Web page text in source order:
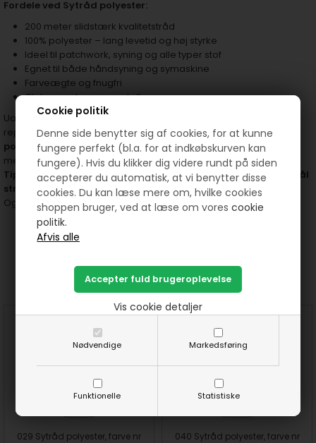
Cookie politik
Denne side benytter sig af cookies, for at kunne
fungere perfekt (bl.a. for at indkøbskurven kan
fungere). Hvis du klikker dig videre rundt på siden
accepterer du automatisk, at vi benytter disse
cookies. Du kan læse mere om, hvilke cookies
shoppen bruger, ved at læse om vorescookie
politik.
Nødvendige Markedsføring
Funktionelle Statistiske
Vis cookie detaljer
Fordele ved Sytråd polyester:
200 meter slidstærk kvalitetstråd
100% polyester – lang levetid og høj styrke
Ideel til patchwork, syning og alle typer stof
Egnet til både håndsyning og symaskine
Farveægte og fnugfri
Glider nemt gennem stoflag
Uanset om du er i gang med at sy et smukt patchworktæppe,
reparere yndlingstøjet eller kreere noget helt nyt, er Sytråd
polyesterdet sikre valg. Giv dine projekter et professionelt finish
med en tråd, du kan stole på.
Tip:
For bedste resultater anbefaler vi at bruge enuniversal synål
str. 70
sammen med denne sytråd.
Og til håndsyning er disse sy nåle virkelig gode og med stort øje.
Prøv lige at se her:
029 Sytråd polyester, farve nr
040 Sytråd polyester, farve nr